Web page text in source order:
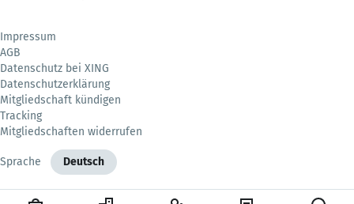
Impressum
AGB
Datenschutz bei XING
Datenschutzerklärung
Mitgliedschaft kündigen
Tracking
Mitgliedschaften widerrufen
Sprache Deutsch